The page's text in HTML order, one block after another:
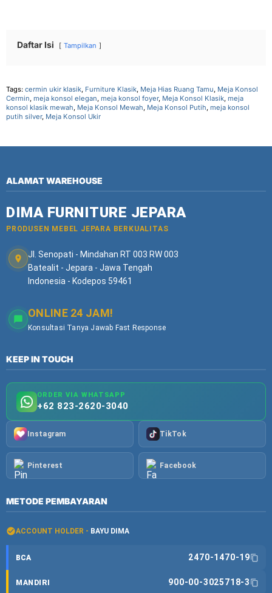
Daftar Isi Tampilkan
Tags: cermin ukir klasik, Furniture Klasik, Meja Hias Ruang Tamu, Meja Konsol
Cermin, meja konsol elegan, meja konsol foyer, Meja Konsol Klasik, meja
konsol klasik mewah, Meja Konsol Mewah, Meja Konsol Putih, meja konsol
putih silver, Meja Konsol Ukir
ALAMAT WAREHOUSE
DIMA FURNITURE JEPARA
PRODUSEN MEBEL JEPARA BERKUALITAS
Jl. Senopati - Mindahan RT 003 RW 003
Batealit - Jepara - Jawa Tengah
Indonesia - Kodepos 59461
ONLINE 24 JAM!
Konsultasi Tanya Jawab Fast Response
KEEP IN TOUCH
ORDER VIA WHATSAPP
+62 823-2620-3040
Instagram TikTok
Pinterest Facebook
METODE PEMBAYARAN
ACCOUNT HOLDER - BAYU DIMA
BCA 2470-1470-19
MANDIRI 900-00-3025718-3